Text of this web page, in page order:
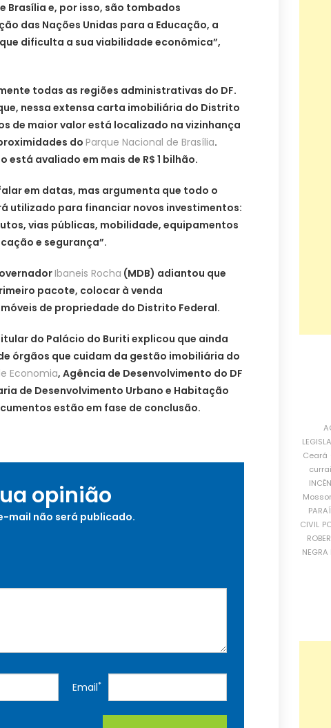
Brasília e, por isso, são tombados
das Nações Unidas para a Educação, a
dificulta a sua viabilidade econômica”,
todas as regiões administrativas do DF.
nessa extensa carta imobiliária do Distrito
de maior valor está localizado na vizinhança
doParque Nacional de Brasília.
está avaliado em mais de R$ 1 bilhão.
em datas, mas argumenta que todo o
utilizado para financiar novos investimentos:
vias públicas, mobilidade, equipamentos
e segurança”.
Ibaneis Rocha (MDB) adiantou que
pacote, colocar à venda
de propriedade do Distrito Federal.
do Palácio do Buriti explicou que ainda
órgãos que cuidam da gestão imobiliária do
Economia, Agência de Desenvolvimento do DF
de Desenvolvimento Urbano e Habitação
estão em fase de conclusão.
opinião
mail não será publicado.
Email*
Ceará
CIVIL
NEGRA